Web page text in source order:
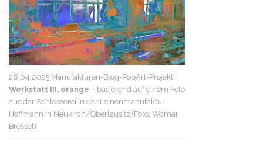
26.04.2025 Manufakturen-Blog-PopArt-Projekt:
Werkstatt III, orange – basierend auf einem Foto
aus der Schlosserei in der Leinenmanufaktur
Hoffmann in Neukirch/Oberlausitz (Foto: Wgmar
Bressel)